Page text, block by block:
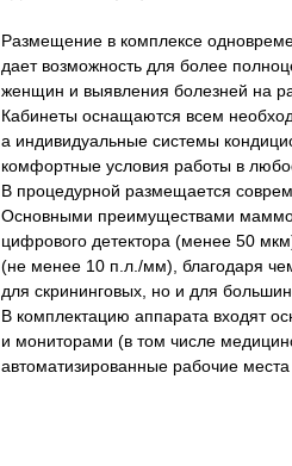
Размещение в комплексе
дает возможность для более
женщин и выявления болезней на
Кабинеты оснащаются всем
а индивидуальные системы
комфортные условия работы в
В процедурной размещается
Основными преимуществами
цифрового детектора (менее 50
(не менее 10 п.л./мм), благодаря
для скрининговых, но и для
В комплектацию аппарата входят
и мониторами (в том числе
автоматизированные рабочие